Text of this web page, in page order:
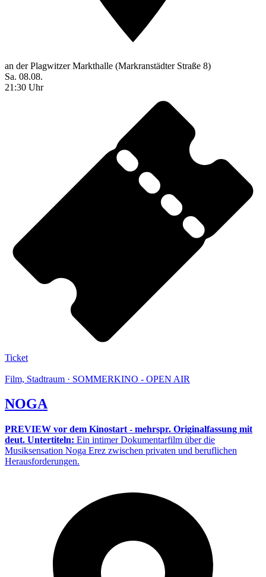
an der Plagwitzer Markthalle (Markranstädter Straße 8)
Sa. 08.08.
21:30 Uhr
Ticket
Film, Stadtraum · SOMMERKINO - OPEN AIR
NOGA
PREVIEW vor dem Kinostart - mehrspr. Originalfassung mit
deut. Untertiteln: Ein intimer Dokumentarfilm über die
Musiksensation Noga Erez zwischen privaten und beruflichen
Herausforderungen.